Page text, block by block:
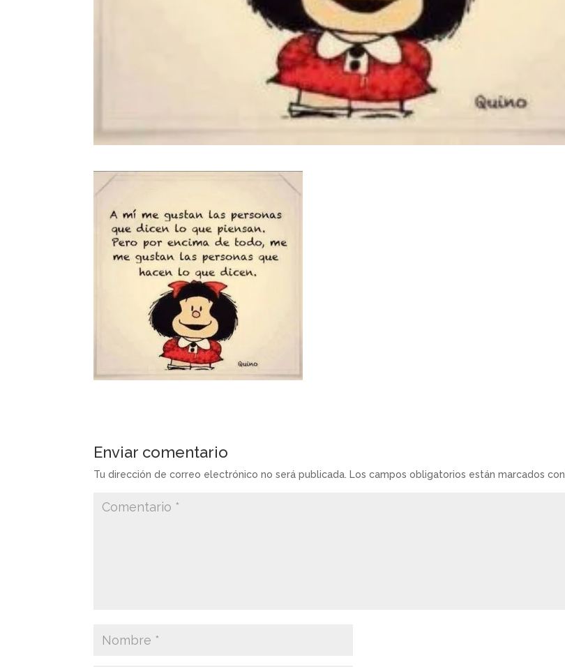
Enviar comentario
Tu dirección de correo electrónico no será publicada. Los campos obligatorios están marcados con